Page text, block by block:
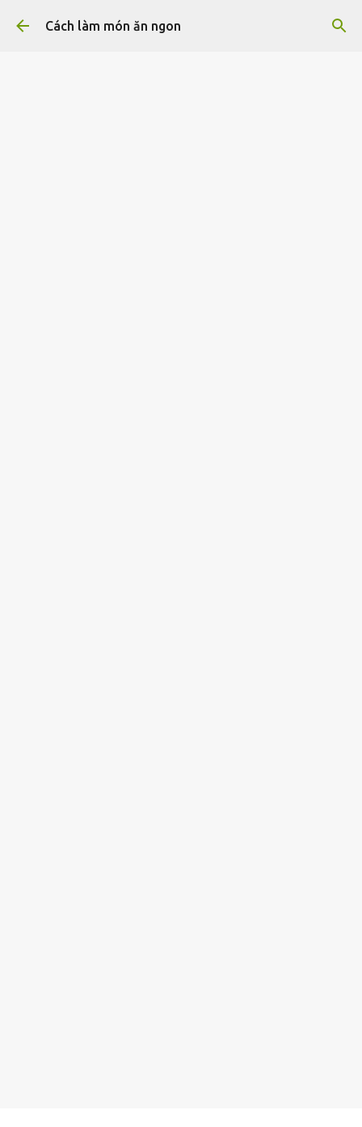
Chuyển đến nội dung chính
Cách làm món ăn ngon